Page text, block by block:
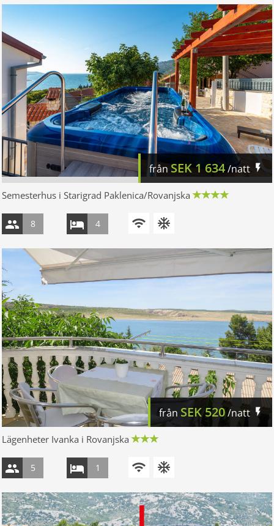
från SEK 1 634/natt
Semesterhus i Starigrad Paklenica/Rovanjska
8 4
från SEK 520/natt
Lägenheter Ivanka i Rovanjska
5 1